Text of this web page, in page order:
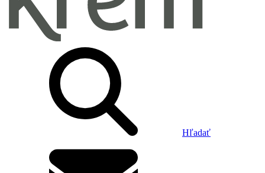
Hľadať